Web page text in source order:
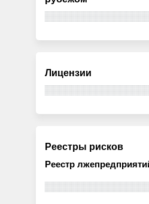
Лицензии
Реестры рисков
Реестр